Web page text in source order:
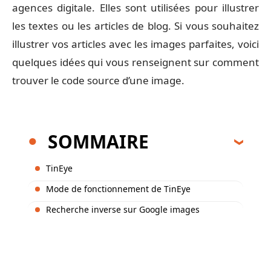
agences digitale. Elles sont utilisées pour illustrer
les textes ou les articles de blog. Si vous souhaitez
illustrer vos articles avec les images parfaites, voici
quelques idées qui vous renseignent sur comment
trouver le code source d’une image.
SOMMAIRE
TinEye
Mode de fonctionnement de TinEye
Recherche inverse sur Google images